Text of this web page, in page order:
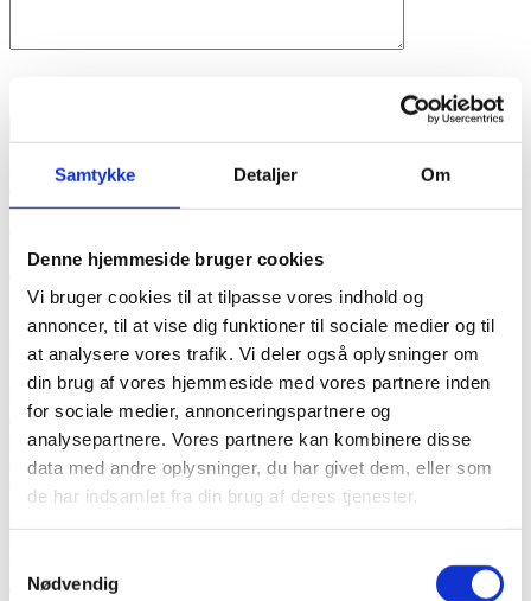
Samtykke Detaljer Om
Denne hjemmeside bruger cookies
Vi bruger cookies til at tilpasse vores indhold og
annoncer, til at vise dig funktioner til sociale medier og til
at analysere vores trafik. Vi deler også oplysninger om
din brug af vores hjemmeside med vores partnere inden
for sociale medier, annonceringspartnere og
analysepartnere. Vores partnere kan kombinere disse
data med andre oplysninger, du har givet dem, eller som
de har indsamlet fra din brug af deres tjenester.
Nødvendig
Års erfaring
Dedikeret team
Udførte projekter
Design og funktion i fokus
Når vi renoverer dit køkken, går vi langt ud over det visuelle. Hvert
element planlægges med tanke på daglig funktionalitet, ergonomi og
optimal udnyttelse af pladsen. Skuffer, skabe og
opbevaringsløsninger tilpasses dine behov, så alt har sin plads, og
arbejdsområderne flyder naturligt i hverdagen.
Vi bruger materialer, der både er holdbare og nemme at
tidløst design. Resultatet er et køkken, der både er smukt at se på og
effektivt at bruge.